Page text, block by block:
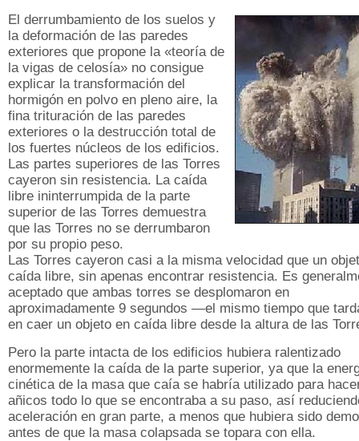
El derrumbamiento de los suelos y
la deformación de las paredes
exteriores que propone la «teoría de
la vigas de celosía» no consigue
explicar la transformación del
hormigón en polvo en pleno aire, la
fina trituración de las paredes
exteriores o la destrucción total de
los fuertes núcleos de los edificios.
Las partes superiores de las Torres
cayeron sin resistencia. La caída
libre ininterrumpida de la parte
superior de las Torres demuestra
que las Torres no se derrumbaron
por su propio peso.
Las Torres cayeron casi a la misma velocidad que un
caída libre, sin apenas encontrar resistencia. Es
aceptado que ambas torres se desplomaron en
aproximadamente 9 segundos —el mismo tiempo que
en caer un objeto en caída libre desde la altura de las
Pero la parte intacta de los edificios hubiera ralentizado
enormemente la caída de la parte superior, ya que la
cinética de la masa que caía se habría utilizado para
añicos todo lo que se encontraba a su paso, así
aceleración en gran parte, a menos que hubiera sido
antes de que la masa colapsada se topara con ella.